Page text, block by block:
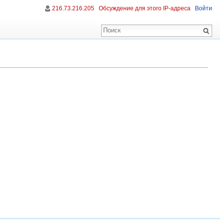
216.73.216.205 Обсуждение для этого IP-адреса Войти